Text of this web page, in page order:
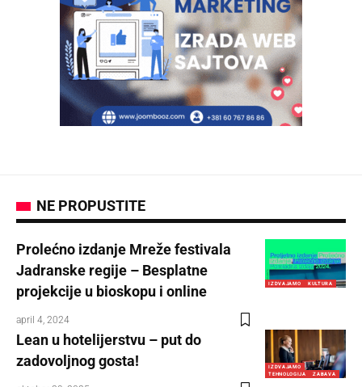
NE PROPUSTITE
IZDVAJAMO KULTURA
Prolećno izdanje Mreže festivala
Jadranske regije – Besplatne
projekcije u bioskopu i online
april 4, 2024
IZDVAJAMO
TEHNOLOGIJA
ZABAVA
Lean u hotelijerstvu – put do
zadovoljnog gosta!